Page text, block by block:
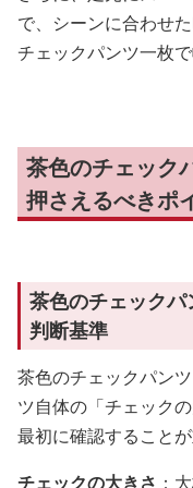
で、シーンに合わせ
チェックパンツ一枚
茶色のチェック
押さえるべきポ
茶色のチェック
判断基準
茶色のチェックパン
ツ自体の「チェック
最初に確認することが
チェックの大きさ ：